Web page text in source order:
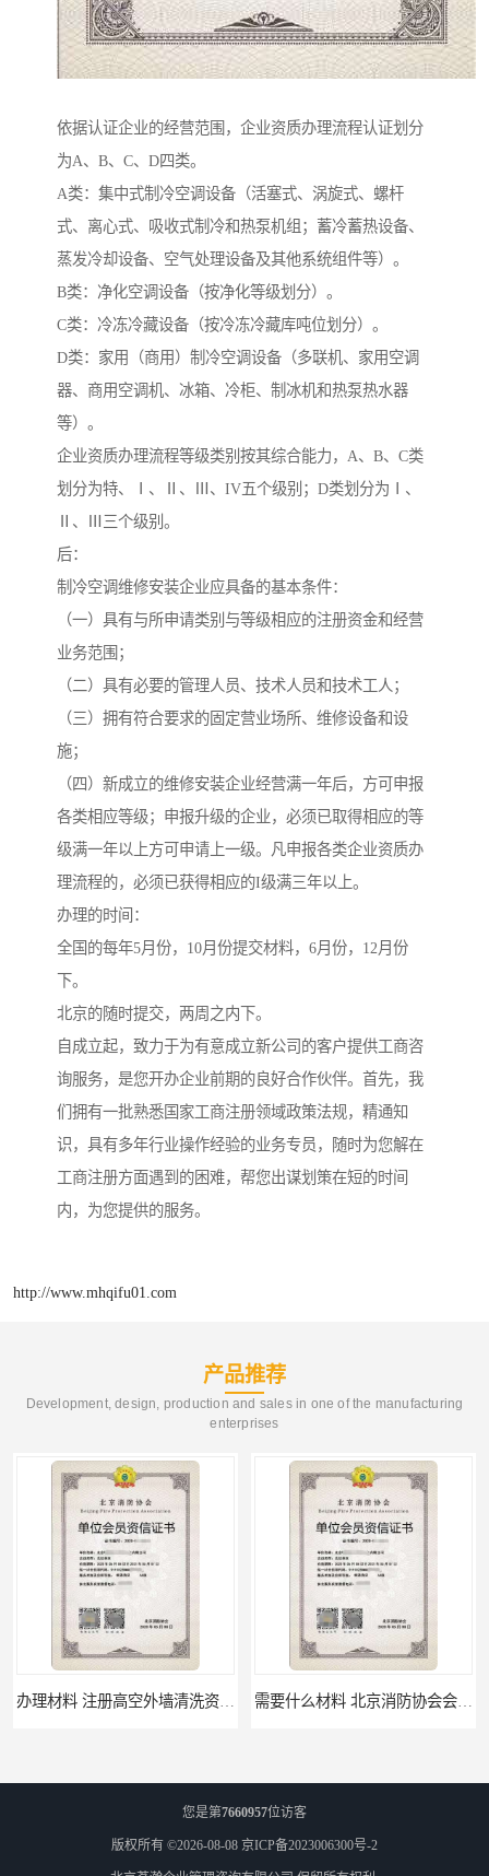
依据认证企业的经营范围，企业资质办理流程认证划分
为A、B、C、D四类。
A类：集中式制冷空调设备（活塞式、涡旋式、螺杆
式、离心式、吸收式制冷和热泵机组；蓄冷蓄热设备、
蒸发冷却设备、空气处理设备及其他系统组件等）。
B类：净化空调设备（按净化等级划分）。
C类：冷冻冷藏设备（按冷冻冷藏库吨位划分）。
D类：家用（商用）制冷空调设备（多联机、家用空调
器、商用空调机、冰箱、冷柜、制冰机和热泵热水器
等）。
企业资质办理流程等级类别按其综合能力，A、B、C类
划分为特、Ⅰ、Ⅱ、Ⅲ、IV五个级别；D类划分为Ⅰ、
Ⅱ、Ⅲ三个级别。
后：
制冷空调维修安装企业应具备的基本条件：
（一）具有与所申请类别与等级相应的注册资金和经营
业务范围；
（二）具有必要的管理人员、技术人员和技术工人；
（三）拥有符合要求的固定营业场所、维修设备和设
施；
（四）新成立的维修安装企业经营满一年后，方可申报
各类相应等级；申报升级的企业，必须已取得相应的等
级满一年以上方可申请上一级。凡申报各类企业资质办
理流程的，必须已获得相应的I级满三年以上。
办理的时间：
全国的每年5月份，10月份提交材料，6月份，12月份
下。
北京的随时提交，两周之内下。
自成立起，致力于为有意成立新公司的客户提供工商咨
询服务，是您开办企业前期的良好合作伙伴。首先，我
们拥有一批熟悉国家工商注册领域政策法规，精通知
识，具有多年行业操作经验的业务专员，随时为您解在
工商注册方面遇到的困难，帮您出谋划策在短的时间
内，为您提供的服务。
http://www.mhqifu01.com
产品推荐
Development, design, production and sales in one of the manufacturing
enterprises
您是第7660957位访客
版权所有 ©2026-08-08 京ICP备2023006300号-2